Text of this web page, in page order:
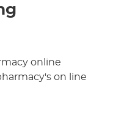
online
on line